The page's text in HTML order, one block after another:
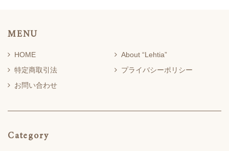
MENU
HOME
About “Lehtia”
特定商取引法
プライバシーポリシー
お問い合わせ
Category